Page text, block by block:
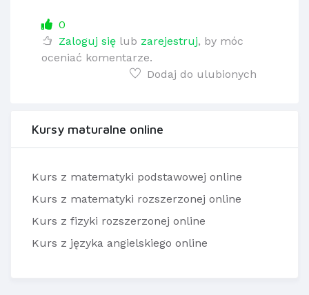
0
Zaloguj się lub zarejestruj, by móc
oceniać komentarze.
Dodaj do ulubionych
Kursy maturalne online
Kurs z matematyki podstawowej online
Kurs z matematyki rozszerzonej online
Kurs z fizyki rozszerzonej online
Kurs z języka angielskiego online